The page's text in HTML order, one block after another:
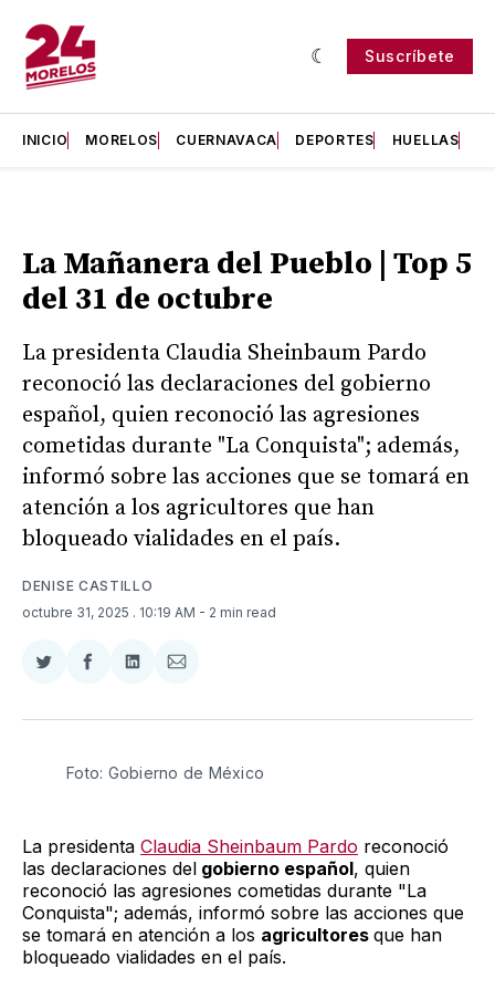
Suscríbete
INICIO MORELOS CUERNAVACA DEPORTES HUELLAS
La Mañanera del Pueblo | Top 5
del 31 de octubre
La presidenta Claudia Sheinbaum Pardo
reconoció las declaraciones del gobierno
español, quien reconoció las agresiones
cometidas durante "La Conquista"; además,
informó sobre las acciones que se tomará en
atención a los agricultores que han
bloqueado vialidades en el país.
DENISE CASTILLO
octubre 31, 2025 . 10:19 AM - 2 min read
Compartir
Twitter
Compartir
Facebook
Compartir
LinkedIn
Compartir
Email
Foto: Gobierno de México
La presidenta Claudia Sheinbaum Pardo reconoció
las declaraciones del gobierno español, quien
reconoció las agresiones cometidas durante "La
Conquista"; además, informó sobre las acciones que
se tomará en atención a los agricultores que han
bloqueado vialidades en el país.